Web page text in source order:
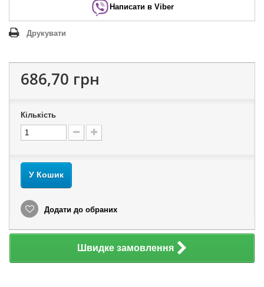
Написати в Viber
Друкувати
686,70 грн
Кількість
У Кошик
Додати до обраних
Швидке замовлення